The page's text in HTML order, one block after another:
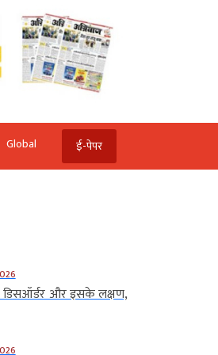
Global ई-पेपर
डिसऑर्डर और इसके लक्षण,